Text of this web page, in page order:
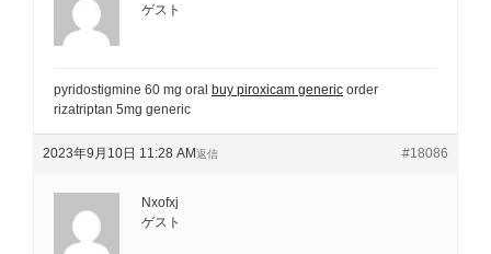
ゲスト
pyridostigmine 60 mg oral buy piroxicam generic order
rizatriptan 5mg generic
2023年9月10日 11:28 AM #18086
返信
Nxofxj
ゲスト